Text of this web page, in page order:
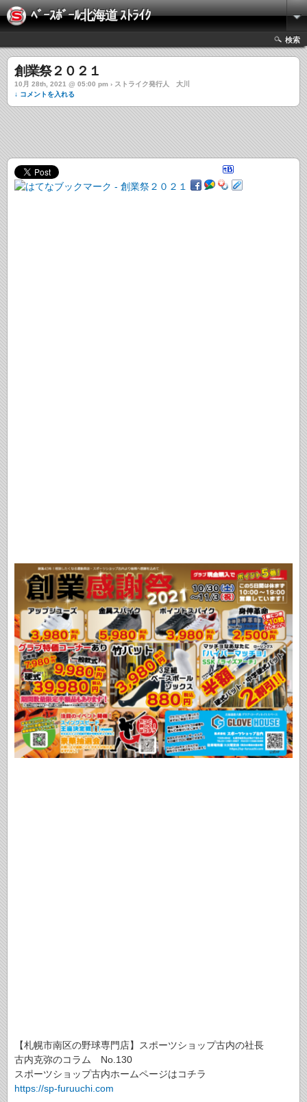
ﾍﾞｰｽﾎﾞｰﾙ北海道 ｽﾄﾗｲｸ
検索
創業祭２０２１
10月 28th, 2021 @ 05:00 pm › ストライク発行人 大川
↓ コメントを入れる
【札幌市南区の野球専門店】スポーツショップ古内の社長
古内克弥のコラム No.130
スポーツショップ古内ホームページはコチラ
https://sp-furuuchi.com